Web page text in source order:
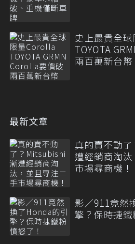
史上最貴全
TOYOTA
兩百萬新台幣
最新文章
真的賣不動
遭經銷商淘
市場尋商機！
影／911竟然
擎？保時捷鐵